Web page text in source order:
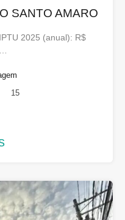
SANTO AMARO
2025 (anual): R$
15